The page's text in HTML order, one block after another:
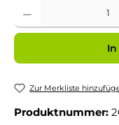
Zur Merkliste
Produktnummer: